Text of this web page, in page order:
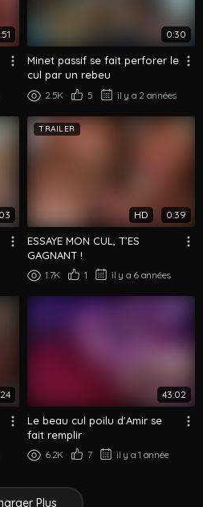
0:30
Minet passif se fait perforer le
cul par un rebeu
2.5K 5 il y a 2 années
TRAILER
HD 0:39
ESSAYE MON CUL, T’ES
GAGNANT !
1.7K 1 il y a 6 années
43:02
Le beau cul poilu d'Amir se
fait remplir
6.2K 7 il y a 1 année
Plus